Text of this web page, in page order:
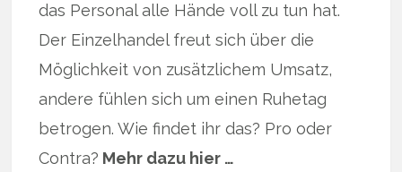
das Personal alle Hände voll zu tun hat.
Der Einzelhandel freut sich über die
Möglichkeit von zusätzlichem Umsatz,
andere fühlen sich um einen Ruhetag
betrogen. Wie findet ihr das? Pro oder
Contra? Mehr dazu hier …